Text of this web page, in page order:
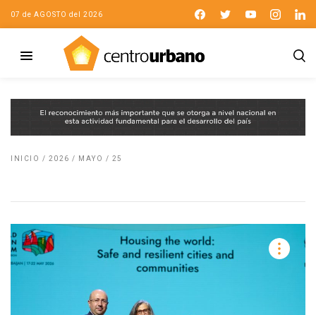
07 de AGOSTO del 2026
INICIO / 2026 / MAYO / 25